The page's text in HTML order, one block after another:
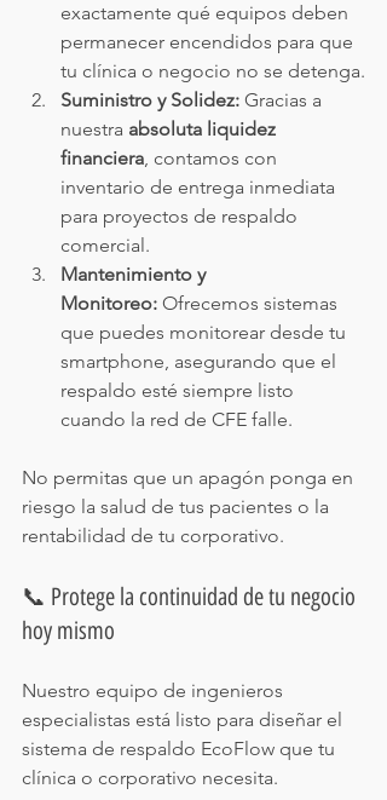
exactamente qué equipos deben
permanecer encendidos para que
tu clínica o negocio no se detenga.
Suministro y Solidez: Gracias a
nuestra absoluta liquidez
financiera, contamos con
inventario de entrega inmediata
para proyectos de respaldo
comercial.
Mantenimiento y
Monitoreo: Ofrecemos sistemas
que puedes monitorear desde tu
smartphone, asegurando que el
respaldo esté siempre listo
cuando la red de CFE falle.
No permitas que un apagón ponga en
riesgo la salud de tus pacientes o la
rentabilidad de tu corporativo.
📞 Protege la continuidad de tu negocio
hoy mismo
Nuestro equipo de ingenieros
especialistas está listo para diseñar el
sistema de respaldo EcoFlow que tu
clínica o corporativo necesita.